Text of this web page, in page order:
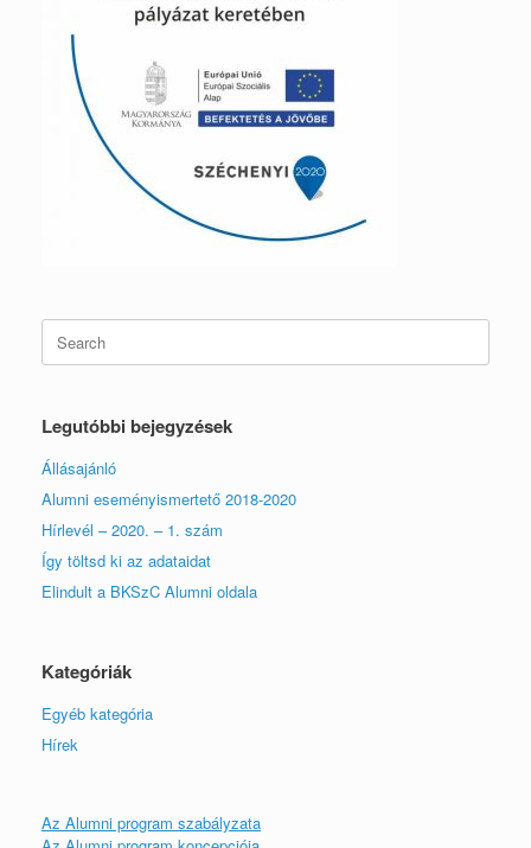
Search
for:
Legutóbbi bejegyzések
Állásajánló
Alumni eseményismertető 2018-2020
Hírlevél – 2020. – 1. szám
Így töltsd ki az adataidat
Elindult a BKSzC Alumni oldala
Kategóriák
Egyéb kategória
Hírek
Az Alumni program szabályzata